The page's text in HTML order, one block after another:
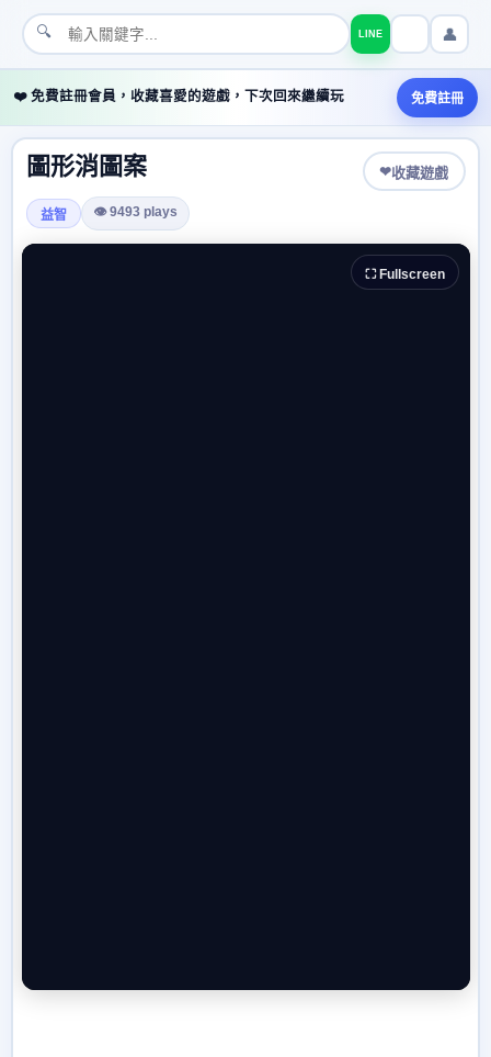
🔍 LINE 👤
❤️ 免費註冊會員，收藏喜愛的遊戲，下次回來繼續玩 免費註冊
圖形消圖案 ❤收藏遊戲
益智 👁 9493 plays
⛶ Fullscreen